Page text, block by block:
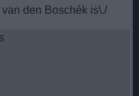
den Boschék is\./